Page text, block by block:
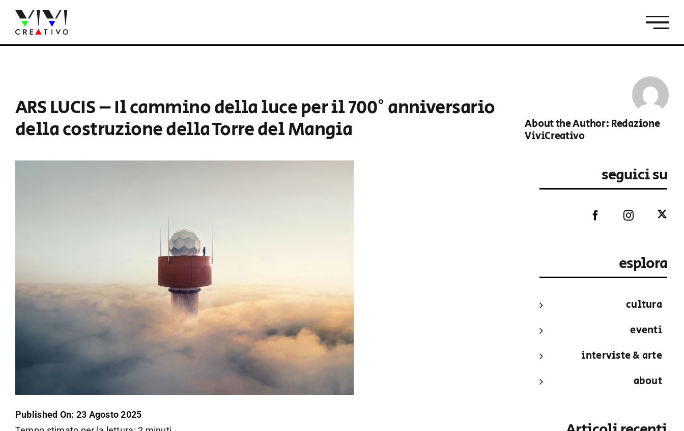
contenuto
ARS LUCIS – Il cammino della luce per il 700° anniversario
della costruzione della Torre del Mangia
About the Author: Redazione
ViviCreativo
Published On: 23 Agosto 2025
seguici su
esplora
cultura
eventi
interviste & arte
about